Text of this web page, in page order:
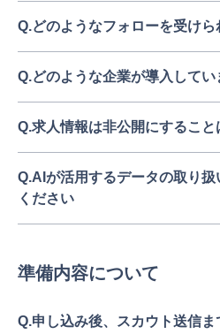
Q.どのようなフォローを受けら
Q.どのような企業が導入してい
Q.求人情報は非公開にすること
Q.AIが活用するデータの取り扱
ください
準備内容について
Q.申し込み後、スカウト送信